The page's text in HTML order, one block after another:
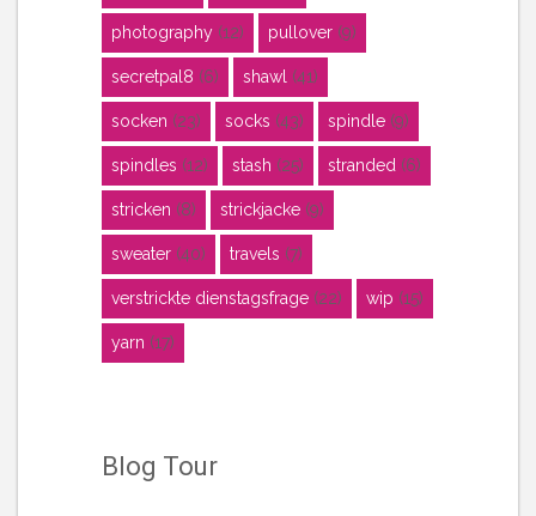
photography (12) pullover (9)
secretpal8 (6) shawl (41)
socken (23) socks (43) spindle (9)
spindles (12) stash (25) stranded (6)
stricken (8) strickjacke (9)
sweater (40) travels (7)
verstrickte dienstagsfrage (22) wip (15)
yarn (17)
Blog Tour